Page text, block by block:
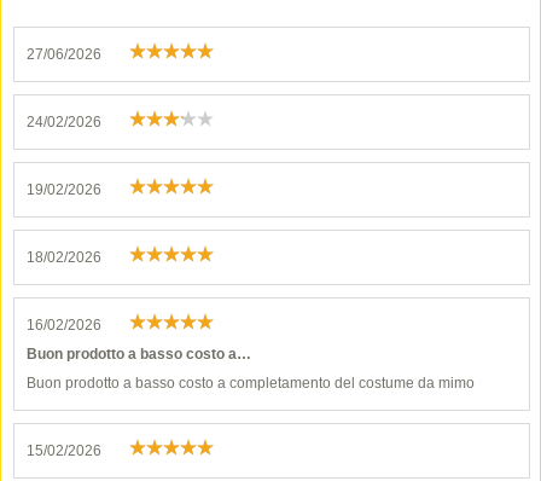
27/06/2026
24/02/2026
19/02/2026
18/02/2026
16/02/2026
Buon prodotto a basso costo a…
Buon prodotto a basso costo a completamento del costume da mimo
15/02/2026